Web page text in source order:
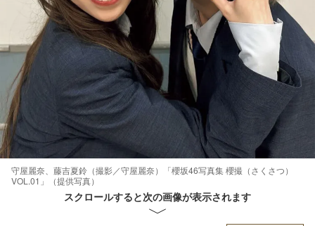
守屋麗奈、藤吉夏鈴（撮影／守屋麗奈）「櫻坂46写真集 櫻撮（さくさつ）
VOL.01」（提供写真）
スクロールすると次の画像が表示されます